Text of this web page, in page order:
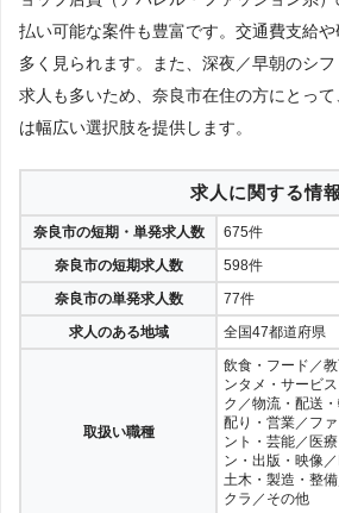
払い可能な案件も豊富です。交通費支給
多く見られます。また、深夜／早朝のシ
求人も多いため、奈良市在住の方にとっ
は幅広い選択肢を提供します。
求人に関する情報
奈良市の短期・単発求人数
675件
奈良市の短期求人数
598件
奈良市の単発求人数
77件
求人のある地域
全国47都道府県
取扱い職種
飲食・フード／
ンタメ・サービ
ク／物流・配送
配り・営業／フ
ント・芸能／医
ン・出版・映像
土木・製造・整
クラ／その他